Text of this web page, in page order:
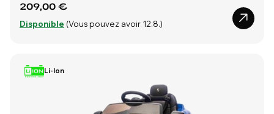
209,00 €
Disponible (Vous pouvez avoir 12.8.)
Li-Ion